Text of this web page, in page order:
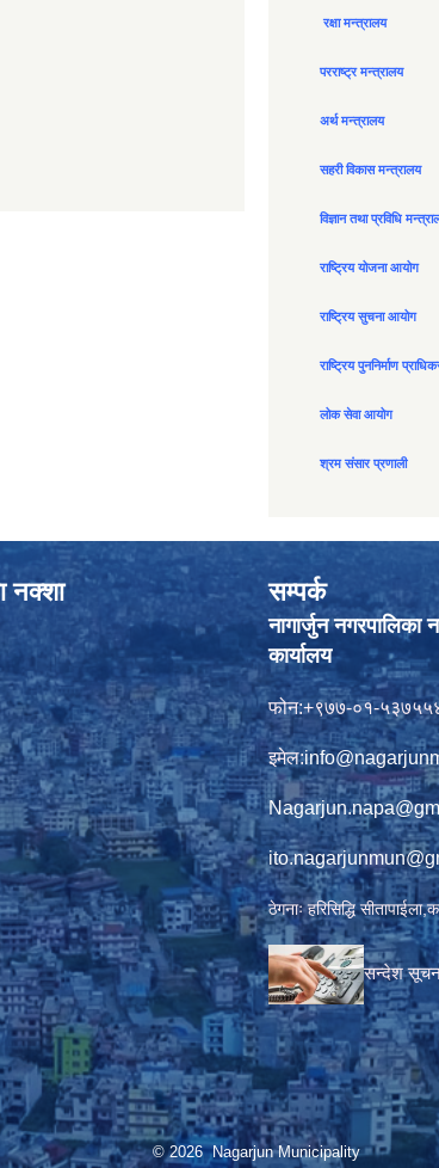
रक्षा मन्त्रालय
परराष्ट्र मन्त्रालय
अर्थ मन्त्रालय
सहरी विकास मन्त्रालय
विज्ञान तथा प्रविधि
राष्ट्रिय योजना आयोग
राष्ट्रिय सुचना आयोग
राष्ट्रिय पुननिर्माण
लोक सेवा आयोग
श्रम संसार प्रणाली
नक्शा सम्पर्क
नागार्जुन नगरपालिका
कार्यालय
फोन:+९७७-०१-
इमेल:
ठेगनाः हरिसिद्धि
सन्देश
© 2026 Nagarjun Municipality